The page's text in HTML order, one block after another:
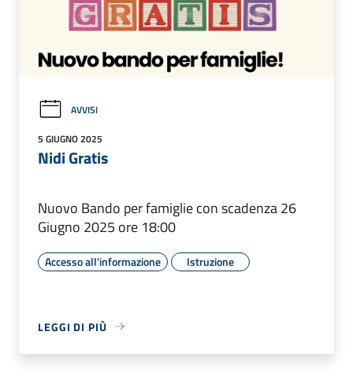
AVVISI
5 GIUGNO 2025
Nidi Gratis
Nuovo Bando per famiglie con scadenza 26
Giugno 2025 ore 18:00
Accesso all'informazione Istruzione
LEGGI DI PIÙ